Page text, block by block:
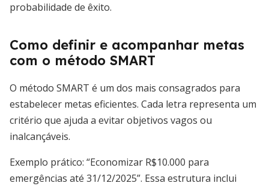
probabilidade de êxito.
Como definir e acompanhar metas
com o método SMART
O método SMART é um dos mais consagrados para
estabelecer metas eficientes. Cada letra representa um
critério que ajuda a evitar objetivos vagos ou
inalcançáveis.
Exemplo prático: “Economizar R$10.000 para
emergências até 31/12/2025”. Essa estrutura inclui